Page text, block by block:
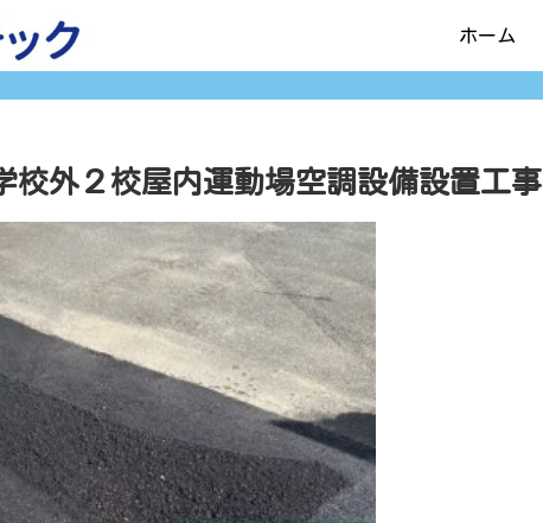
ホーム
校外２校屋内運動場空調設備設置工事